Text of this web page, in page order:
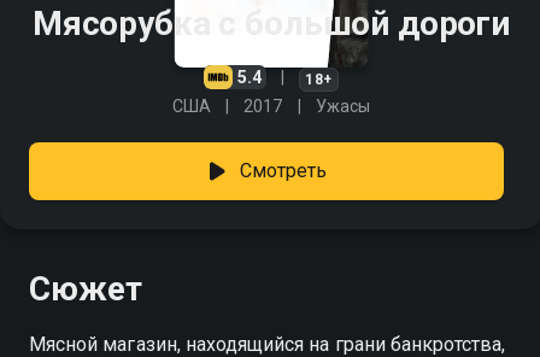
Мясорубка с большой дороги
5.4 18+
США 2017 Ужасы
Смотреть
Сюжет
Мясной магазин, находящийся на грани банкротства,